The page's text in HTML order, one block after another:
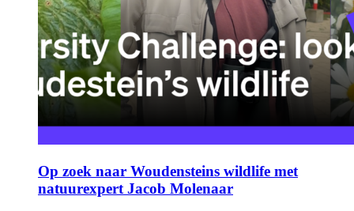
Op zoek naar Woudensteins wildlife met
natuurexpert Jacob Molenaar